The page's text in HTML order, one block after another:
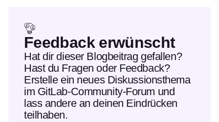
Feedback erwünscht
Hat dir dieser Blogbeitrag gefallen?
Hast du Fragen oder Feedback?
Erstelle ein neues Diskussionsthema
im GitLab-Community-Forum und
lass andere an deinen Eindrücken
teilhaben.